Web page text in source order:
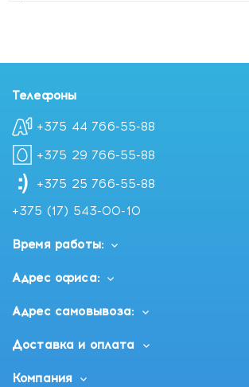
Телефоны
+375 44 766-55-88
+375 29 766-55-88
+375 25 766-55-88
+375 (17) 543-00-10
Время работы:
Адрес офиса:
Адрес самовывоза:
Доставка и оплата
Компания